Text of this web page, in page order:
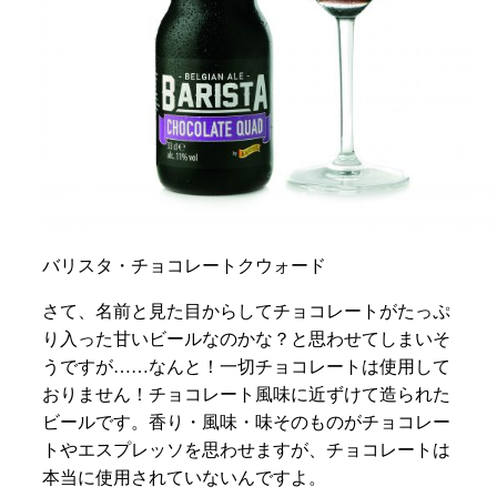
バリスタ・チョコレートクウォード
さて、名前と見た目からしてチョコレートがたっぷ
り入った甘いビールなのかな？と思わせてしまいそ
うですが……なんと！一切チョコレートは使用して
おりません！チョコレート風味に近ずけて造られた
ビールです。香り・風味・味そのものがチョコレー
トやエスプレッソを思わせますが、チョコレートは
本当に使用されていないんですよ。